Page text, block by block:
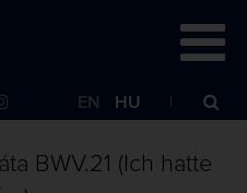
EN HU
BWV.21 (Ich hatte